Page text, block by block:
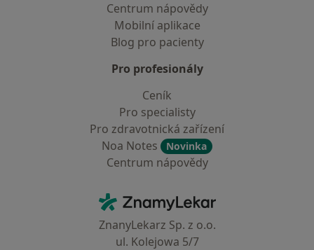
Centrum nápovědy
Mobilní aplikace
Blog pro pacienty
Pro profesionály
Ceník
Pro specialisty
Pro zdravotnická zařízení
Noa Notes
Novinka
Centrum nápovědy
ZnamyLekar - Hlavní stránka
ZnanyLekarz Sp. z o.o.
ul. Kolejowa 5/7